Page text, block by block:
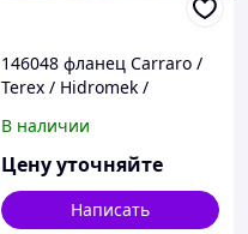
146048 фланец Carraro /
Terex / Hidromek /
В наличии
Цену уточняйте
Написать